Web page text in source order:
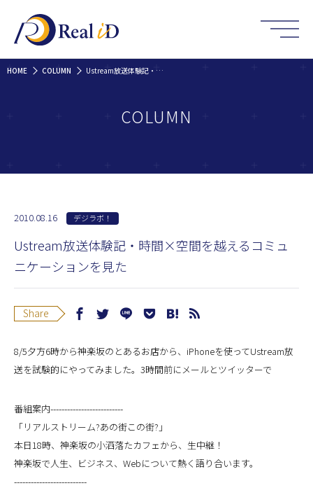
HOME COLUMN Ustream放送体験記・時間×空間を越えるコミュニケーションを見た
COLUMN
2010.08.16 デジラボ！
Ustream放送体験記・時間×空間を越えるコミュ
ニケーションを見た
Share
8/5夕方6時から神楽坂のとあるお店から、iPhoneを使ってUstream放
送を試験的にやってみました。3時間前にメールとツイッターで
番組案内--------------------------
「リアルストリーム?あの街この街?」
本日18時、神楽坂の小洒落たカフェから、生中継！
神楽坂で人生、ビジネス、Webについて熱く語り合います。
--------------------------